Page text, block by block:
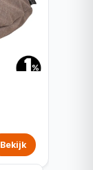
Bekijk